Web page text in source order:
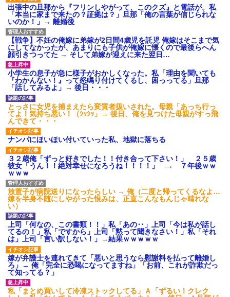
触らないでよ！」キチママ『そ
こに金庫があったから、開けて
みようとしただけ☆』義兄「泥
は出てけ！二度と来るな！」結
果・・・
私「初めて飲む味だけどなん
のお茶？」彼「ちっ！」私「」
【GIF】JSのカンチョーワロ
タ
後続車にクラクションを鳴ら
され彼氏が逆切れ。「何クラク
ション鳴らしてんだ！降りてこ
いよ！」と怒鳴りだし...
【衝撃】報酬100万円超の治験
募集がこちらｗｗｗｗｗ(※画像
あり)
【ネット騒然】惨殺されたタ
ワマン頂き女子のこの動画、す
げえええええｗｗｗｗｗｗｗｗ
ｗｗｗ
【愕然】白のクラウン俺氏、
高速道路左車線を制限速度で走
った結果wwwwwwwwwwww
百年の恋12-899 食べた量を
張り合ってくる
【悲報】佐藤輝明・・・２軍
でも盛大にやらかす←あまり悲
しませないでくれ
出張中の旦那から『フリンしやがって、このクズ』と電話が。私
「本当に家まで来たの？証拠は？」旦那「俺の言葉が信じられな
いのか！」→ 離婚後
【戦争】不妊の俺嫁に弟嫁が2日間4歳児を託児 俺嫁はそこまで気
にしてなかったが、あまりにも子供が俺嫁に懐くので最後らへん
顔引きつってた → そして弟嫁が迎えに来た翌日…
小学生の息子が急に様子がおかしくなった。私「理由を聞いても
『わかんない！』って怒鳴り付けてくるし、困っってる」旦那
「話してみるよ」→ 後日・・・
とっさに女児を捕まえたら変質者扱いされた。母親「あっち行っ
てよ！気持ち悪い！（ｼｯｼｯ」→ 後日、俺を見つけた母親がすっ飛
んできて・・・
ナンパにほいほい付いていった私、地獄に落ちる
３２歳俺「ずっと好きでした！！付き合って下さい！」 ２５歳
彼女「うん！！絶対幸せになろうね！！！！」 → ７年後ｗｗ
ｗｗｗ
放置子が病院送りになったらしい → 俺（二度と帰ってくるなよ…
嫁を半身不随にしやがった恨みは、正直こんなもんじゃ晴れな
い）
上司「何なの、この書類！！」私「あの‥」上司「今は私が話し
てるの！」私「ですから」上司「黙って聞きなさい！」私「それ
は」上司「言い訳しない！」→結果ｗｗｗｗｗ
嫁が弁護士を連れてきて「悪いと思うなら慰謝料を払って離婚し
ろ」→ 俺「完全に恐喝になってますね」「お前、これが詐欺だっ
て知ってる？」
私「まとめ買いして冷凍ストックしてる」Ａ「ずるい！クレク